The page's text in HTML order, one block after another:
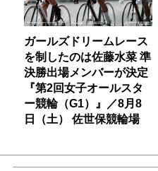
ガールズドリームレース
を制したのは佐藤水菜 準
決勝出場メンバーが決定
『第2回女子オールスタ
ー競輪（G1）』／8月8
日（土） 佐世保競輪場